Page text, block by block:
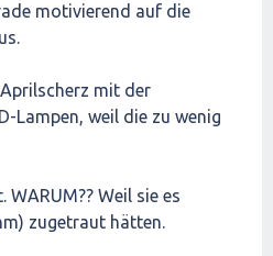
motivierend auf die
mit der
Lampen, weil die zu wenig
Weil sie es
zugetraut hätten.